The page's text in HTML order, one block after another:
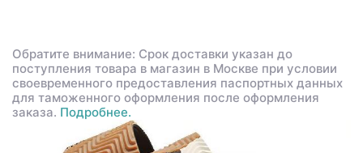
Обратите внимание: Срок доставки указан до
поступления товара в магазин в Москве при условии
своевременного предоставления паспортных данных
для таможенного оформления после оформления
заказа. Подробнее.